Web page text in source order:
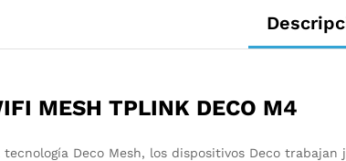
MESH TPLINK DECO M4
tecnología Deco Mesh, los dispositivos Deco